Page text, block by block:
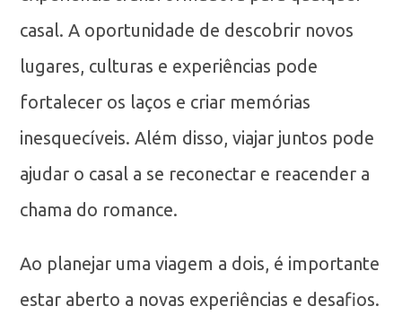
casal. A oportunidade de descobrir novos
lugares, culturas e experiências pode
fortalecer os laços e criar memórias
inesquecíveis. Além disso, viajar juntos pode
ajudar o casal a se reconectar e reacender a
chama do romance.
Ao planejar uma viagem a dois, é importante
estar aberto a novas experiências e desafios.